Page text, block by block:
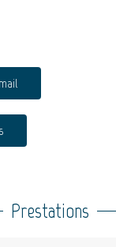
Prestations